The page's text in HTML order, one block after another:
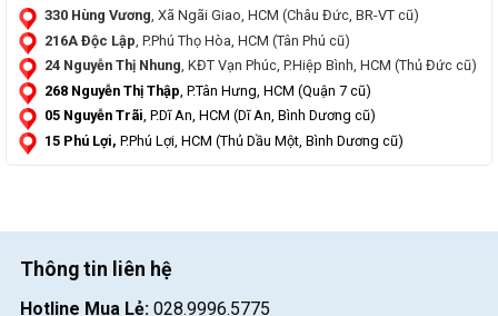
330 Hùng Vương, Xã Ngãi Giao, HCM (Châu Đức, BR-VT cũ)
216A Độc Lập , P.Phú Thọ Hòa, HCM (Tân Phú cũ)
24 Nguyễn Thị Nhung, KĐT Vạn Phúc, P.Hiệp Bình, HCM (Thủ Đức cũ)
268 Nguyễn Thị Thập , P.Tân Hưng, HCM (Quận 7 cũ)
05 Nguyễn Trãi, P.Dĩ An, HCM (Dĩ An, Bình Dương cũ)
15 Phú Lợi, P.Phú Lợi, HCM (Thủ Dầu Một, Bình Dương cũ)
Thông tin liên hệ
Hotline Mua Lẻ: 028.9996.5775